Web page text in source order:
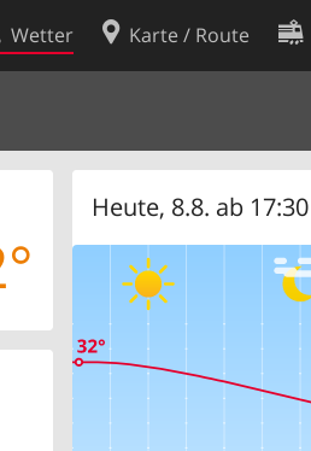
Wetter Karte / Route
Heute, 8.8. ab 17:30